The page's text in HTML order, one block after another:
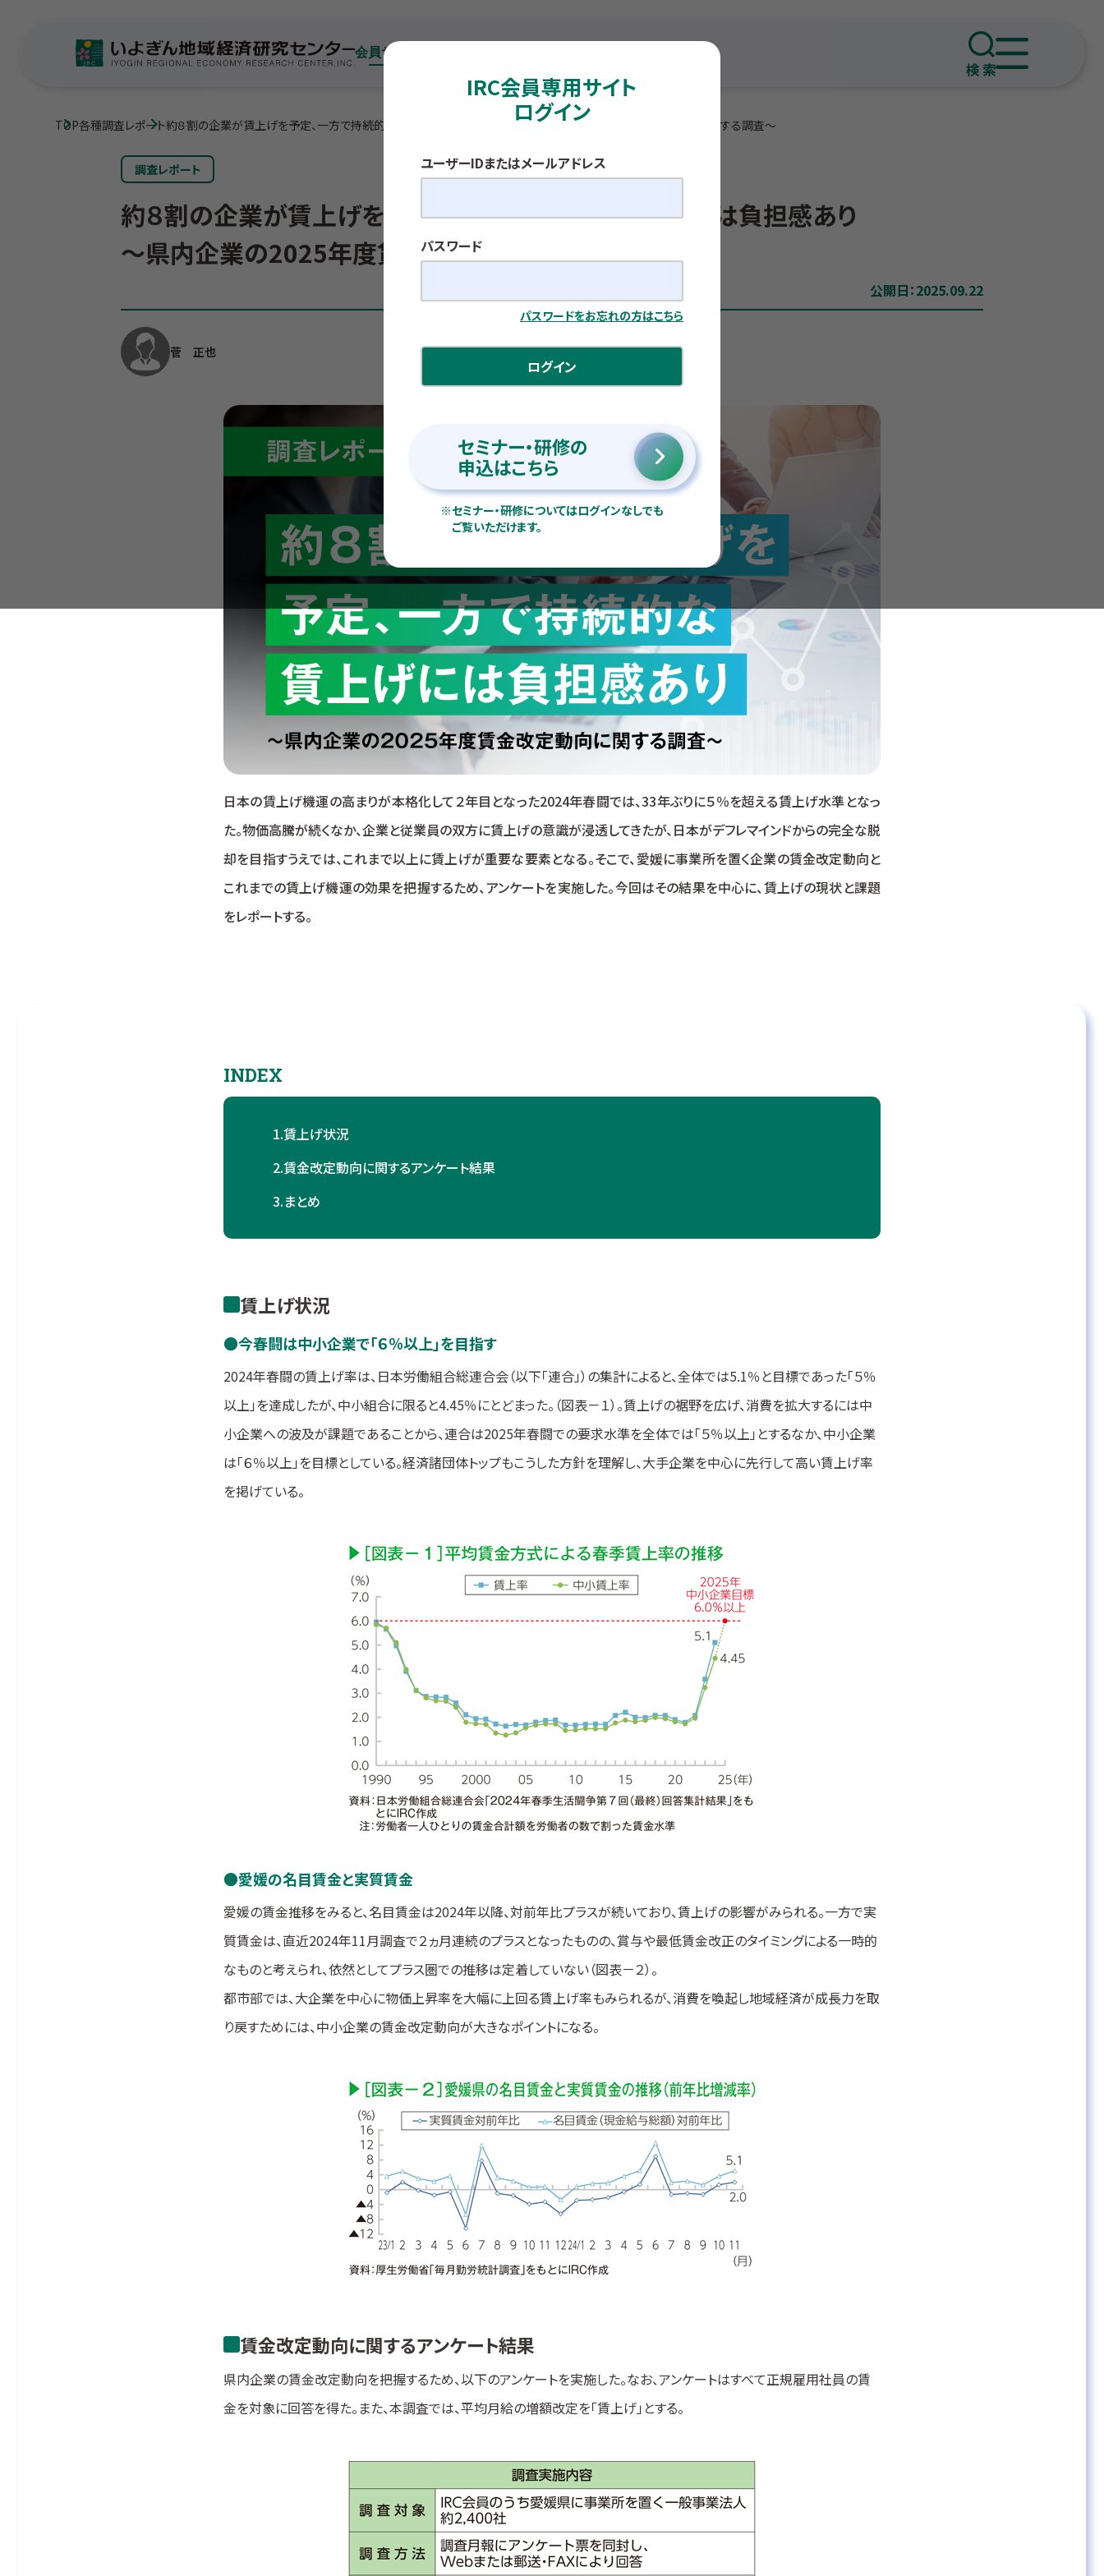
IRC会員専用サイト
ログイン
ユーザーIDまたはメールアドレス
パスワード
パスワードをお忘れの方はこちら
ログイン
セミナー・研修の
申込はこちら
※セミナー・研修についてはログインなしでも
ご覧いただけます。
TOP各種調査レポート約８割の企業が賃上げを予定、一方で持続的な賃上げには負担感あり ～県内企業の2025年度賃金改定動向に関する調査～
調査レポート
約８割の企業が賃上げを予定、一方で持続的な賃上げには負担感あり
～県内企業の2025年度賃金改定動向に関する調査～
公開日：2025.09.22
菅 正也
日本の賃上げ機運の高まりが本格化して２年目となった2024年春闘では、33年ぶりに５％を超える賃上げ水準となっ
た。物価高騰が続くなか、企業と従業員の双方に賃上げの意識が浸透してきたが、日本がデフレマインドからの完全な脱
却を目指すうえでは、これまで以上に賃上げが重要な要素となる。そこで、愛媛に事業所を置く企業の賃金改定動向と
これまでの賃上げ機運の効果を把握するため、アンケートを実施した。今回はその結果を中心に、賃上げの現状と課題
をレポートする。
INDEX
1.賃上げ状況
2.賃金改定動向に関するアンケート結果
3.まとめ
賃上げ状況
今春闘は中小企業で「６％以上」を目指す
2024年春闘の賃上げ率は、日本労働組合総連合会（以下「連合」）の集計によると、全体では5.1％と目標であった「５％
以上」を達成したが、中小組合に限ると4.45％にとどまった。（図表－１）。賃上げの裾野を広げ、消費を拡大するには中
小企業への波及が課題であることから、連合は2025年春闘での要求水準を全体では「５％以上」とするなか、中小企業
は「６％以上」を目標としている。経済諸団体トップもこうした方針を理解し、大手企業を中心に先行して高い賃上げ率
を掲げている。
愛媛の名目賃金と実質賃金
愛媛の賃金推移をみると、名目賃金は2024年以降、対前年比プラスが続いており、賃上げの影響がみられる。一方で実
質賃金は、直近2024年11月調査で２ヵ月連続のプラスとなったものの、賞与や最低賃金改正のタイミングによる一時的
なものと考えられ、依然としてプラス圏での推移は定着していない（図表－２）。
都市部では、大企業を中心に物価上昇率を大幅に上回る賃上げ率もみられるが、消費を喚起し地域経済が成長力を取
り戻すためには、中小企業の賃金改定動向が大きなポイントになる。
賃金改定動向に関するアンケート結果
県内企業の賃金改定動向を把握するため、以下のアンケートを実施した。なお、アンケートはすべて正規雇用社員の賃
金を対象に回答を得た。また、本調査では、平均月給の増額改定を「賃上げ」とする。